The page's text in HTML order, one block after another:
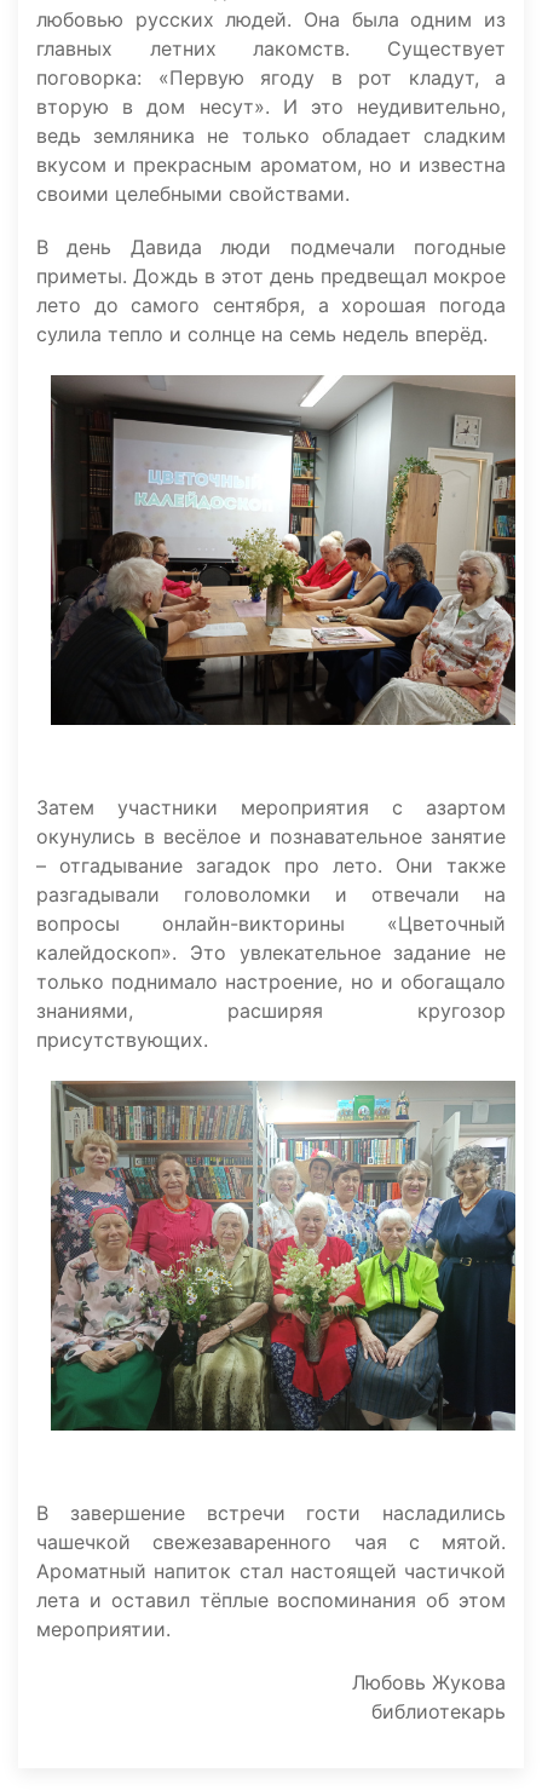
любовью русских людей. Она была одним из
главных летних лакомств. Существует
поговорка: «Первую ягоду в рот кладут, а
вторую в дом несут». И это неудивительно,
ведь земляника не только обладает сладким
вкусом и прекрасным ароматом, но и известна
своими целебными свойствами.
В день Давида люди подмечали погодные
приметы. Дождь в этот день предвещал мокрое
лето до самого сентября, а хорошая погода
сулила тепло и солнце на семь недель вперёд.
Затем участники мероприятия с азартом
окунулись в весёлое и познавательное занятие
– отгадывание загадок про лето. Они также
разгадывали головоломки и отвечали на
вопросы онлайн-викторины «Цветочный
калейдоскоп». Это увлекательное задание не
только поднимало настроение, но и обогащало
знаниями, расширяя кругозор
присутствующих.
В завершение встречи гости насладились
чашечкой свежезаваренного чая с мятой.
Ароматный напиток стал настоящей частичкой
лета и оставил тёплые воспоминания об этом
мероприятии.
Любовь Жукова
библиотекарь